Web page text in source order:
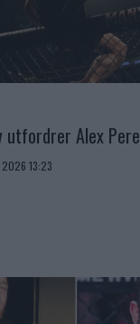
utfordrer Alex
13:23